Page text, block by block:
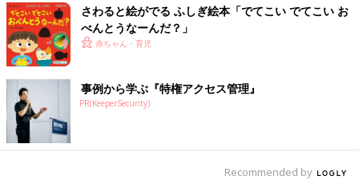
さわると絵がでる ふしぎ絵本「でてこい でてこい お
べんとうなーんだ？」
赤ちゃん・育児
事例から学ぶ『特権アクセス管理』
PR(KeeperSecurity)
Recommended by